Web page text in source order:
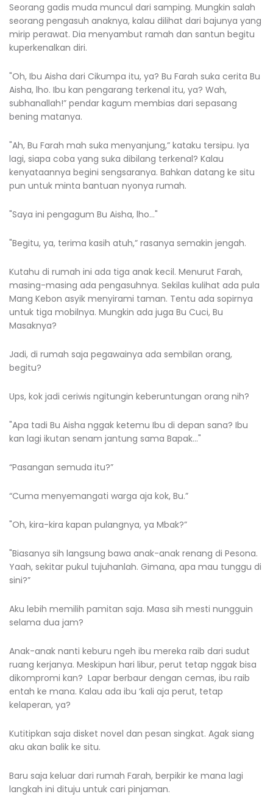
Seorang gadis muda muncul dari samping. Mungkin salah
seorang pengasuh anaknya, kalau dilihat dari bajunya yang
mirip perawat. Dia menyambut ramah dan santun begitu
kuperkenalkan diri.
"Oh, Ibu Aisha dari Cikumpa itu, ya? Bu Farah suka cerita Bu
Aisha, lho. Ibu kan pengarang terkenal itu, ya? Wah,
subhanallah!” pendar kagum membias dari sepasang
bening matanya.
"Ah, Bu Farah mah suka menyanjung,” kataku tersipu. Iya
lagi, siapa coba yang suka dibilang terkenal? Kalau
kenyataannya begini sengsaranya. Bahkan datang ke situ
pun untuk minta bantuan nyonya rumah.
"Saya ini pengagum Bu Aisha, lho…"
"Begitu, ya, terima kasih atuh,” rasanya semakin jengah.
Kutahu di rumah ini ada tiga anak kecil. Menurut Farah,
masing-masing ada pengasuhnya. Sekilas kulihat ada pula
Mang Kebon asyik menyirami taman. Tentu ada sopirnya
untuk tiga mobilnya. Mungkin ada juga Bu Cuci, Bu
Masaknya?
Jadi, di rumah saja pegawainya ada sembilan orang,
begitu?
Ups, kok jadi ceriwis ngitungin keberuntungan orang nih?
"Apa tadi Bu Aisha nggak ketemu Ibu di depan sana? Ibu
kan lagi ikutan senam jantung sama Bapak…"
“Pasangan semuda itu?”
“Cuma menyemangati warga aja kok, Bu.”
"Oh, kira-kira kapan pulangnya, ya Mbak?”
"Biasanya sih langsung bawa anak-anak renang di Pesona.
Yaah, sekitar pukul tujuhanlah. Gimana, apa mau tunggu di
sini?”
Aku lebih memilih pamitan saja. Masa sih mesti nungguin
selama dua jam?
Anak-anak nanti keburu ngeh ibu mereka raib dari sudut
ruang kerjanya. Meskipun hari libur, perut tetap nggak bisa
dikompromi kan? Lapar berbaur dengan cemas, ibu raib
entah ke mana. Kalau ada ibu ‘kali aja perut, tetap
kelaperan, ya?
Kutitipkan saja disket novel dan pesan singkat. Agak siang
aku akan balik ke situ.
Baru saja keluar dari rumah Farah, berpikir ke mana lagi
langkah ini dituju untuk cari pinjaman.